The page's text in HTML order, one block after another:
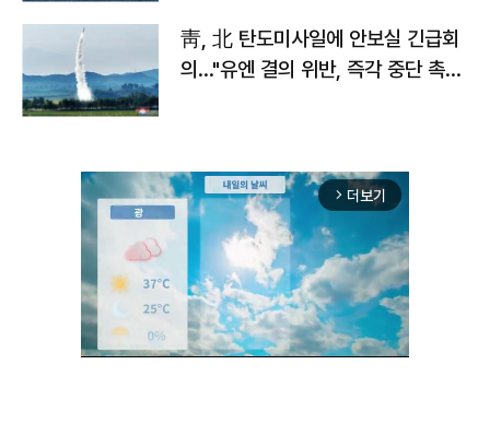
靑, 北 탄도미사일에 안보실 긴급회
의…"유엔 결의 위반, 즉각 중단 촉
arrow_forward_ios 더보기